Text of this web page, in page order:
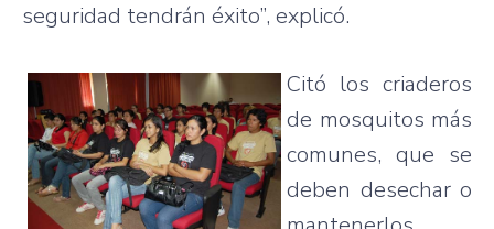
seguridad tendrán éxito”, explicó.
Citó los criaderos
de mosquitos más
comunes, que se
deben desechar o